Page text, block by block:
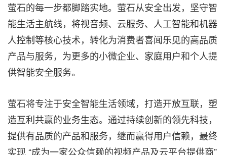
萤石的每一步都脚踏实地。萤石从安全出发，坚守智
能生活主航线，将视音频、云服务、人工智能和机器
人控制等核心技术，转化为消费者喜闻乐见的高品质
产品与服务，为更多的小微企业、家庭用户和个人提
供智能安全服务。
萤石将专注于安全智能生活领域，打造开放互联，塑
造互利共赢的业务生态。通过持续创新的领先科技，
提供有品质的产品和服务，继而赢得用户信赖，最终
实现 “成为一家公众信赖的视频产品及云平台提供商”